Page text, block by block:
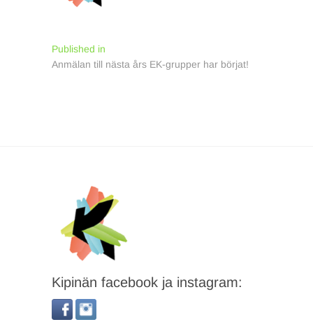
Inläggsnavigering
Published in
Anmälan till nästa års EK-grupper har börjat!
Kipinän facebook ja instagram: